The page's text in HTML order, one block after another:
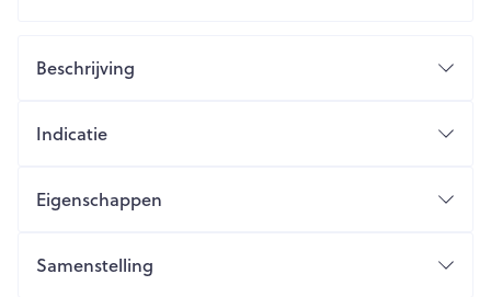
Beschrijving
Indicatie
Eigenschappen
Samenstelling